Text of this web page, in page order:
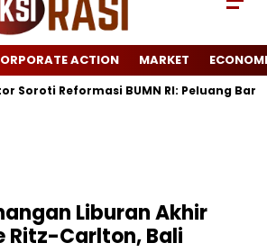
ACTION MARKET
Reformasi BUMN RI: Peluang Baru
Liburan Akhir
Ritz-Carlton, Bali